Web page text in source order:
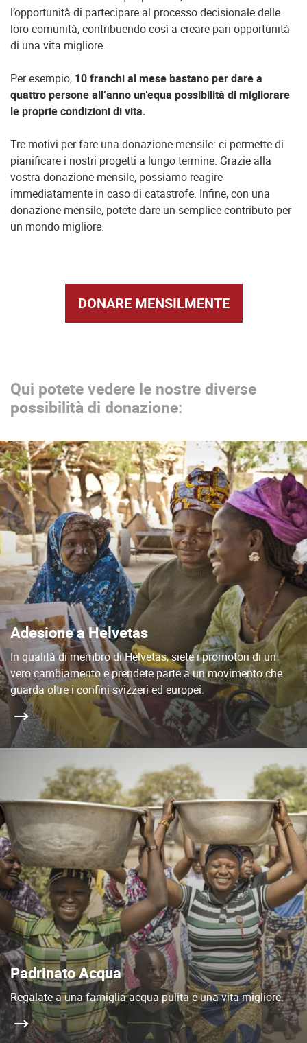
l’opportunità di partecipare al processo decisionale delle
loro comunità, contribuendo così a creare pari opportunità
di una vita migliore.
Per esempio, 10 franchi al mese bastano per dare a
quattro persone all’anno un’equa possibilità di migliorare
le proprie condizioni di vita.
Tre motivi per fare una donazione mensile: ci permette di
pianificare i nostri progetti a lungo termine. Grazie alla
vostra donazione mensile, possiamo reagire
immediatamente in caso di catastrofe. Infine, con una
donazione mensile, potete dare un semplice contributo per
un mondo migliore.
DONARE MENSILMENTE
Qui potete vedere le nostre diverse
possibilità di donazione:
Adesione a Helvetas
In qualità di membro di Helvetas, siete i promotori di un
vero cambiamento e prendete parte a un movimento che
guarda oltre i confini svizzeri ed europei.
Padrinato Acqua
Regalate a una famiglia acqua pulita e una vita migliore.